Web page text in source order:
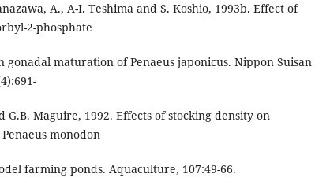
A., A-I. Teshima and S. Koshio, 1993b. Effect of
2-phosphate
gonadal maturation of Penaeus japonicus. Nippon Suisan
G.B. Maguire, 1992. Effects of stocking density on
monodon
farming ponds. Aquaculture, 107:49-66.